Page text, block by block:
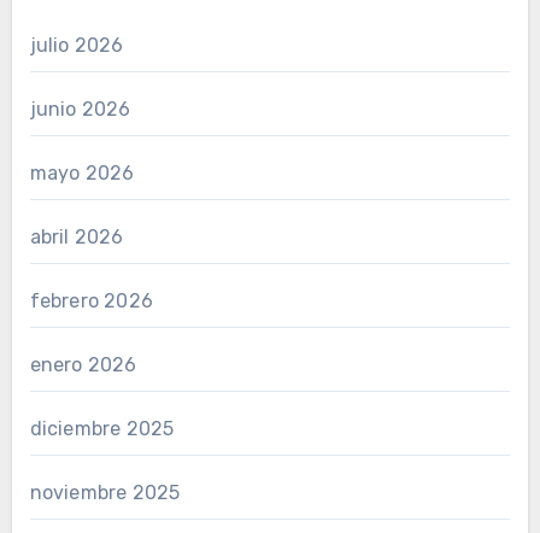
julio 2026
junio 2026
mayo 2026
abril 2026
febrero 2026
enero 2026
diciembre 2025
noviembre 2025